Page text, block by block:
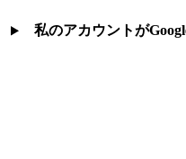
私のアカウントが